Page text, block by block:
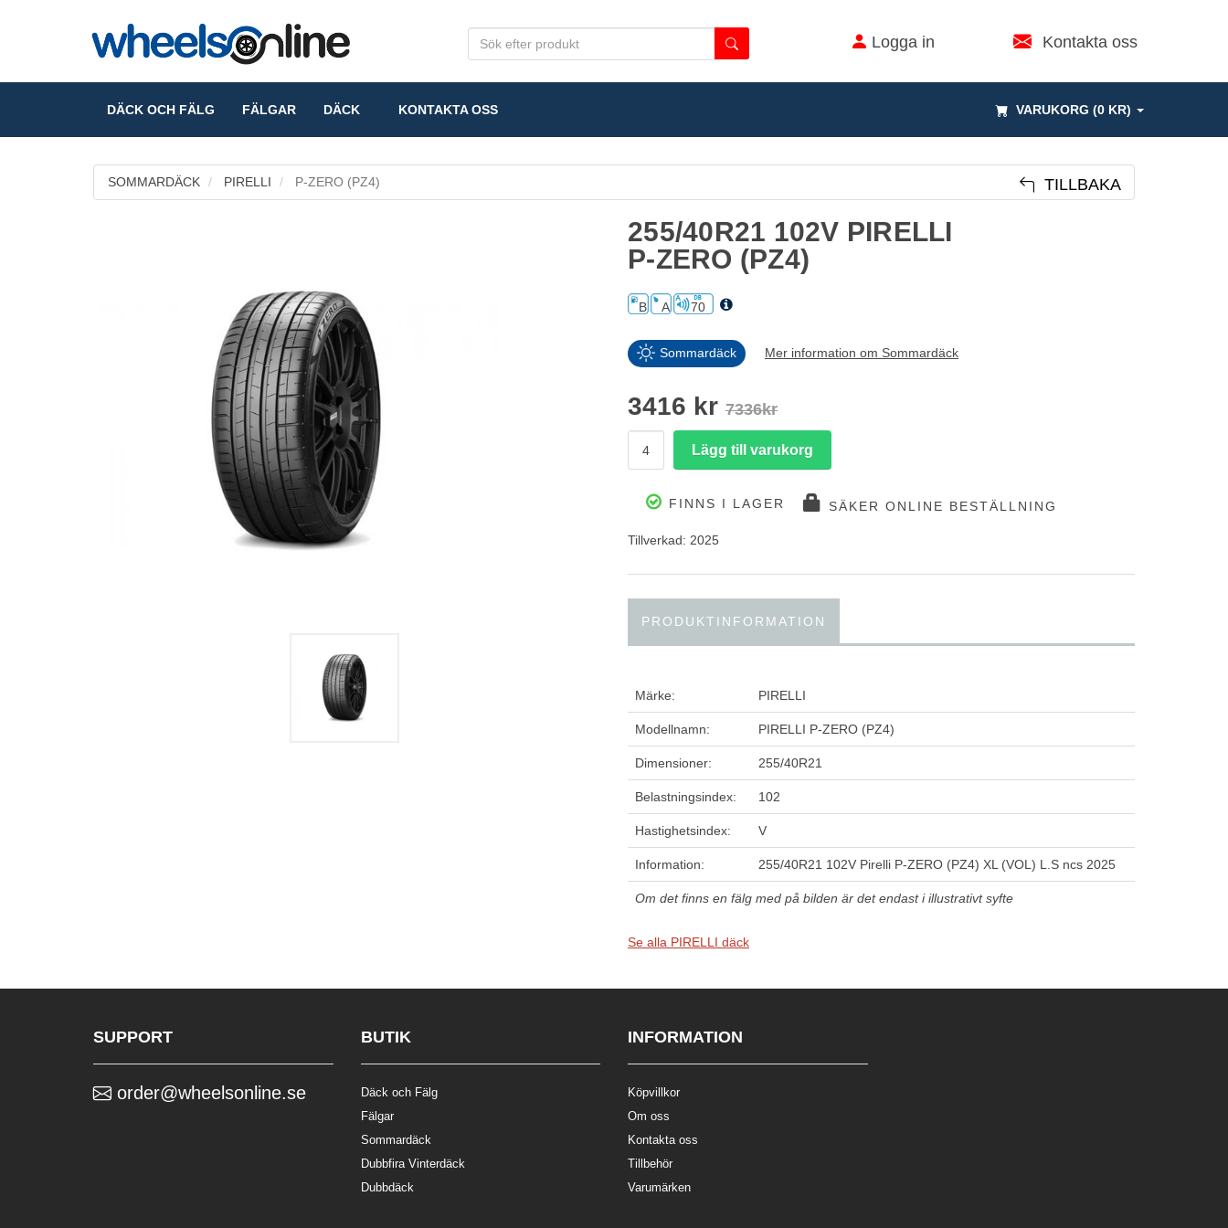
Logga in Kontakta oss
VARUKORG (0 KR)
DÄCK OCH FÄLG FÄLGAR DÄCK KONTAKTA OSS
SOMMARDÄCK PIRELLI P-ZERO (PZ4) TILLBAKA
255/40R21 102V PIRELLI
P-ZERO (PZ4)
B A 70
Sommardäck Mer information om Sommardäck
3416 kr 7336kr
FINNS I LAGER SÄKER ONLINE BESTÄLLNING
Tillverkad: 2025
PRODUKTINFORMATION
Märke: PIRELLI
Modellnamn: PIRELLI P-ZERO (PZ4)
Dimensioner: 255/40R21
Belastningsindex: 102
Hastighetsindex: V
Information: 255/40R21 102V Pirelli P-ZERO (PZ4) XL (VOL) L.S ncs 2025
Om det finns en fälg med på bilden är det endast i illustrativt syfte
Se alla PIRELLI däck
SUPPORT
order@wheelsonline.se
BUTIK
Däck och Fälg
Fälgar
Sommardäck
Dubbfira Vinterdäck
Dubbdäck
INFORMATION
Köpvillkor
Om oss
Kontakta oss
Tillbehör
Varumärken